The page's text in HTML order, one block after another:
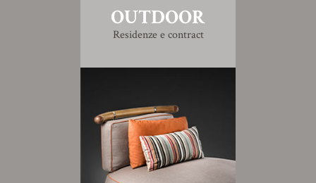
OUTDOOR
Residenze e contract